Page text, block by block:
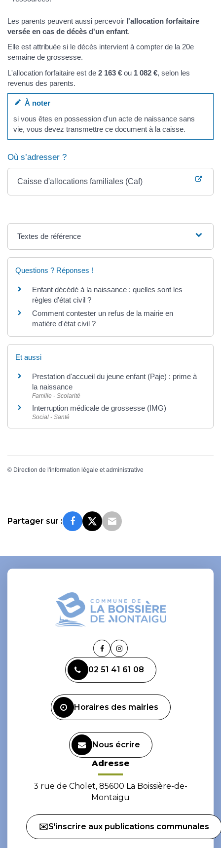
Les parents peuvent aussi percevoir l'allocation forfaitaire
versée en cas de décès d'un enfant.
Elle est attribuée si le décès intervient à compter de la 20e
semaine de grossesse.
L'allocation forfaitaire est de 2 163 € ou 1 082 €, selon les
revenus des parents.
À noter
si vous êtes en possession d'un acte de naissance sans
vie, vous devez transmettre ce document à la caisse.
Où s’adresser ?
Caisse d'allocations familiales (Caf)
Textes de référence
Questions ? Réponses !
Enfant décédé à la naissance : quelles sont les
règles d'état civil ?
Comment contester un refus de la mairie en
matière d'état civil ?
Et aussi
Prestation d'accueil du jeune enfant (Paje) : prime à
la naissance
Famille - Scolarité
Interruption médicale de grossesse (IMG)
Social - Santé
© Direction de l'information légale et administrative
Partager sur :
Lien
le
compte
Lien
le
compte
02 51 41 61 08
Horaires des mairies
Nous écrire
Adresse
3 rue de Cholet, 85600 La Boissière-de-
Montaigu
✉️S'inscrire aux publications communales